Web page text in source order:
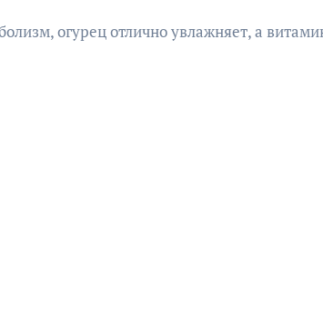
огурец отлично увлажняет, а